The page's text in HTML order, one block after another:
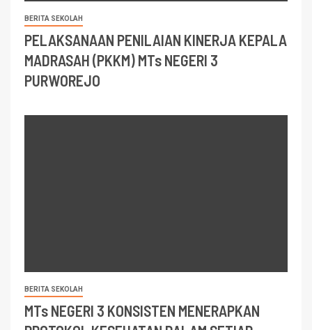
BERITA SEKOLAH
PELAKSANAAN PENILAIAN KINERJA KEPALA
MADRASAH (PKKM) MTs NEGERI 3
PURWOREJO
BERITA SEKOLAH
MTs NEGERI 3 KONSISTEN MENERAPKAN